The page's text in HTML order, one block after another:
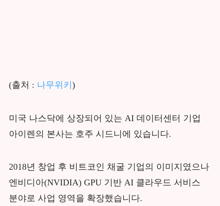
(출처 : 나무위키)
미국 나스닥에 상장되어 있는 AI 데이터센터 기업
아이렌의 본사는 호주 시드니에 있습니다.
2018년 창업 후 비트코인 채굴 기업의 이미지였으나
엔비디아(NVIDIA) GPU 기반 AI 클라우드 서비스
분야로 사업 영역을 확장했습니다.